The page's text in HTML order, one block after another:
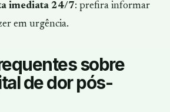
imediata 24/7: prefira informar
em urgência.
sobre
de dor pós-